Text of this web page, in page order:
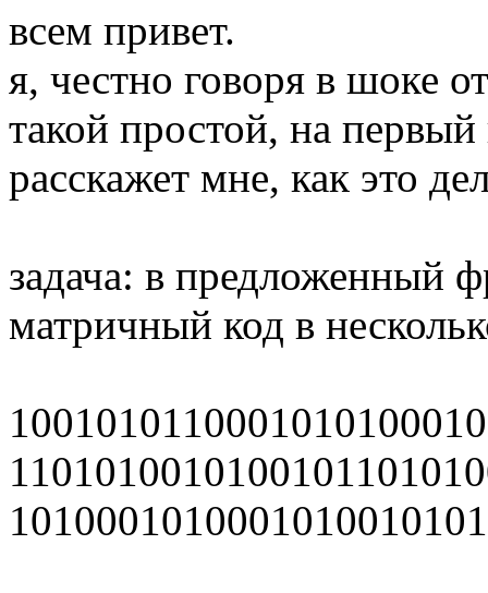
всем привет.
я, честно говоря в шоке
такой простой, на первый
расскажет мне, как это
задача: в предложенный
матричный код в